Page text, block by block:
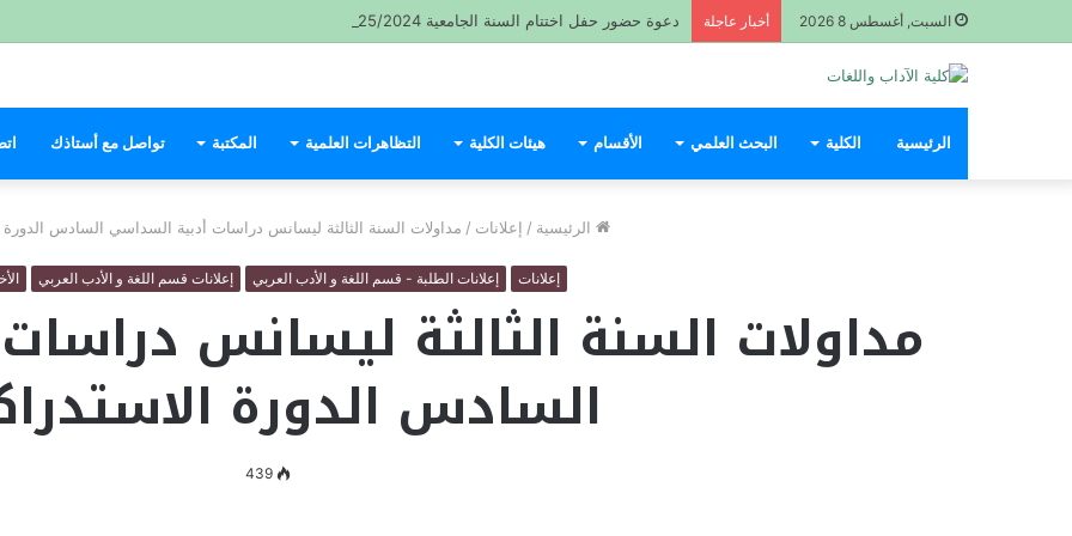
السبت, أغسطس 8 2026 أخبار عاجلة دعوة حضور حفل اختتام السنة الجامعية 2025/2024
الرئيسية الكلية البحث العلمي الأقسام هيئات الكلية التظاهرات العلمية المكتبة تواصل مع أستاذك
الرئيسية / إعلانات / مداولات السنة الثالثة ليسانس دراسات أدبية السداسي السادس الدورة
إعلانات إعلانات الطلبة - قسم اللغة و الأدب العربي إعلانات قسم اللغة و الأدب العربي
مداولات السنة الثالثة ليسانس
السادس الدورة
439